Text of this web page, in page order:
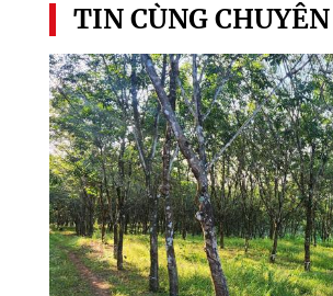
TIN CÙNG